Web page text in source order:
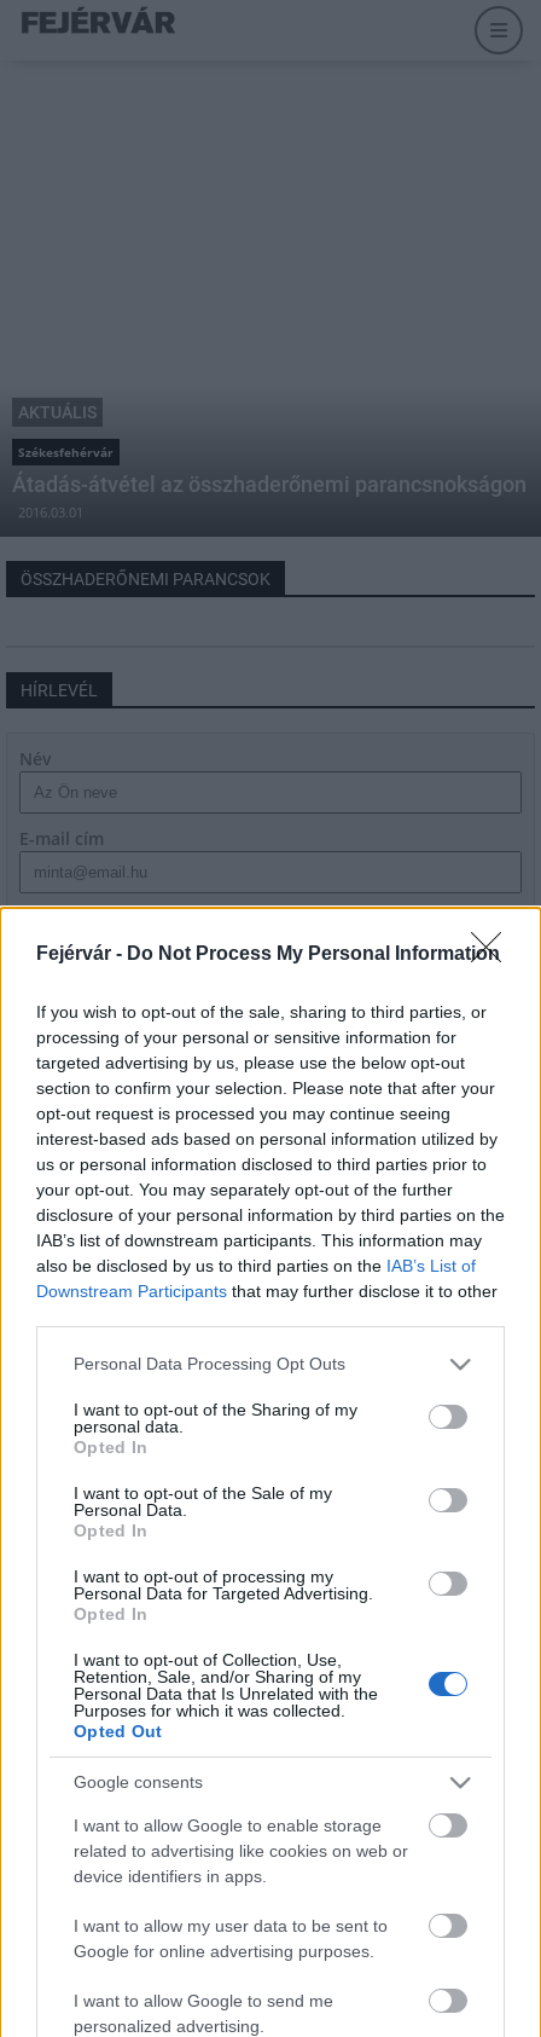
Fejérvár - Do Not Process My Personal Information
If you wish to opt-out of the sale, sharing to third parties, or
processing of your personal or sensitive information for
targeted advertising by us, please use the below opt-out
section to confirm your selection. Please note that after your
opt-out request is processed you may continue seeing
interest-based ads based on personal information utilized by
us or personal information disclosed to third parties prior to
your opt-out. You may separately opt-out of the further
disclosure of your personal information by third parties on the
IAB’s list of downstream participants. This information may
also be disclosed by us to third parties on the IAB’s List of
Downstream Participants that may further disclose it to other
Please note that this website/app uses one or more Google
not limited to your visit or usage behaviour. You may click to
grant or deny consent to Google and its third-party tags to
use your data for below specified purposes in below Google
consent section.
Personal Data Processing Opt Outs
I want to opt-out of the Sharing of my
personal data.
Opted In
I want to opt-out of the Sale of my
Personal Data.
Opted In
I want to opt-out of processing my
Personal Data for Targeted Advertising.
Opted In
I want to opt-out of Collection, Use,
Retention, Sale, and/or Sharing of my
Personal Data that Is Unrelated with the
Purposes for which it was collected.
Opted Out
Google consents
I want to allow Google to enable storage
related to advertising like cookies on web or
device identifiers in apps.
I want to allow my user data to be sent to
Google for online advertising purposes.
I want to allow Google to send me
personalized advertising.
AKTUÁLIS
Székesfehérvár
Átadás-átvétel az összhaderőnemi parancsnokságon
2016.03.01
ÖSSZHADERŐNEMI PARANCSOK
HÍRLEVÉL
Név
E-mail cím
szabályzatot!
LEGFRISSEBB
Országos hírek
Megérkezett az eső a Duna vízgyűjtőjére
Aktuális
Paks II.: Mit jelent az 5. blokk új
árnyékában?
másodfokúra csökken a riasztás
HIRDETÉS
Megérkezett az eső a Duna